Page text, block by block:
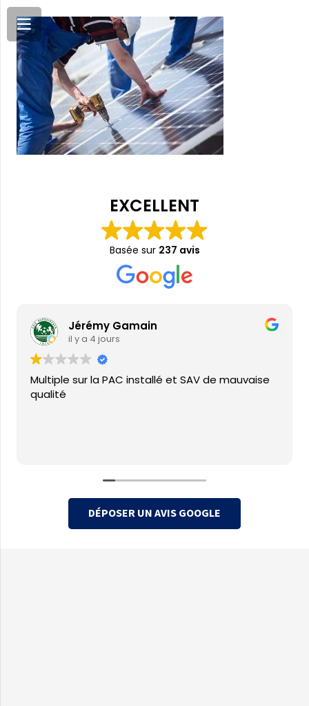
EXCELLENT
Basée sur 237 avis
Jérémy Gamain
il y a 4 jours
Multiple sur la PAC installé et SAV de mauvaise
qualité
DÉPOSER UN AVIS GOOGLE